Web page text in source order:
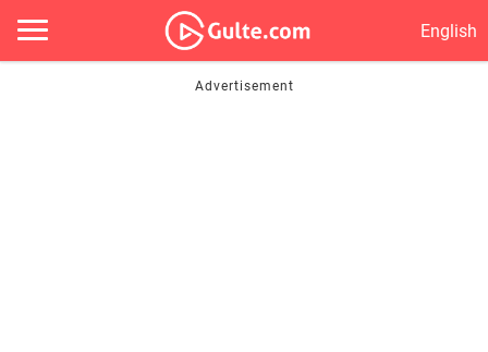
English